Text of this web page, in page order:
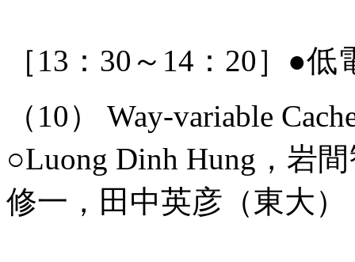
［13：30～14：20］●
（10） Way-variable
○Luong Dinh Hung，岩
修一，田中英彦（東大）